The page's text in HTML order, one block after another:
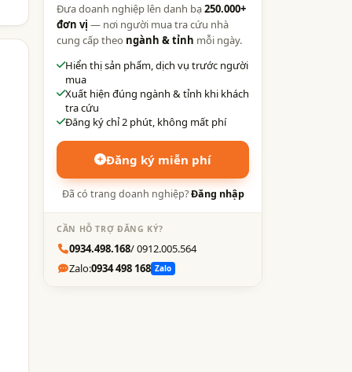
Đưa doanh nghiệp lên danh bạ250.000+
đơn vị — nơi người mua tra cứu nhà
cung cấp theo ngành & tỉnh mỗi ngày.
Hiển thị sản phẩm, dịch vụ trước người
mua
Xuất hiện đúng ngành & tỉnh khi khách
tra cứu
Đăng ký chỉ 2 phút, không mất phí
Đăng ký miễn phí
Đã có trang doanh nghiệp?Đăng nhập
CẦN HỖ TRỢ ĐĂNG KÝ?
0934.498.168/ 0912.005.564
Zalo:0934 498 168 Zalo